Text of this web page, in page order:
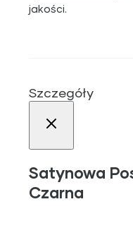
jakości.
Szczegóły
Satynowa
Czarna